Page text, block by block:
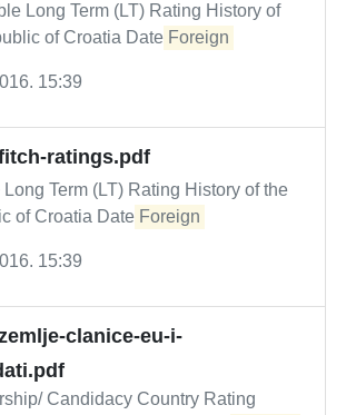
Long Term (LT) Rating History of
of Croatia Date Foreign
15:39
ratings.pdf
Long Term (LT) Rating History of the
of Croatia Date Foreign
15:39
clanice-eu-i-
Candidacy Country Rating